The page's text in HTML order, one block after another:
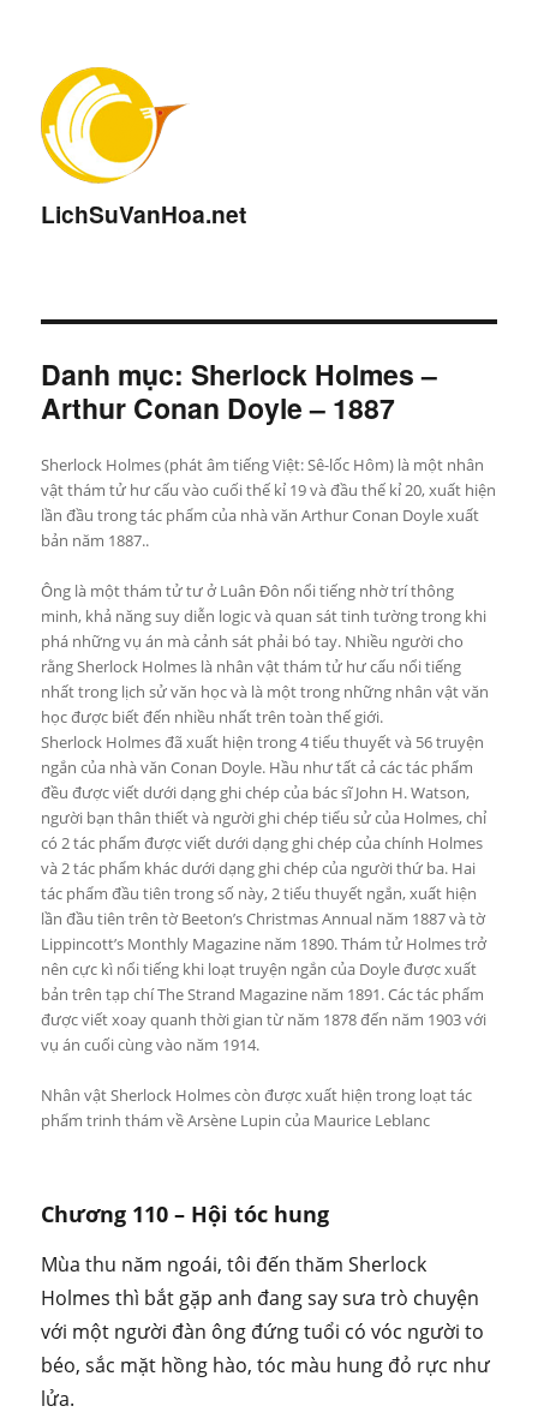
LichSuVanHoa.net
Danh mục:Sherlock Holmes –
Arthur Conan Doyle – 1887
Sherlock Holmes (phát âm tiếng Việt: Sê-lốc Hôm) là một nhân
vật thám tử hư cấu vào cuối thế kỉ 19 và đầu thế kỉ 20, xuất hiện
lần đầu trong tác phẩm của nhà văn Arthur Conan Doyle xuất
bản năm 1887..
Ông là một thám tử tư ở Luân Đôn nổi tiếng nhờ trí thông
minh, khả năng suy diễn logic và quan sát tinh tường trong khi
phá những vụ án mà cảnh sát phải bó tay. Nhiều người cho
rằng Sherlock Holmes là nhân vật thám tử hư cấu nổi tiếng
nhất trong lịch sử văn học và là một trong những nhân vật văn
học được biết đến nhiều nhất trên toàn thế giới.
Sherlock Holmes đã xuất hiện trong 4 tiểu thuyết và 56 truyện
ngắn của nhà văn Conan Doyle. Hầu như tất cả các tác phẩm
đều được viết dưới dạng ghi chép của bác sĩ John H. Watson,
người bạn thân thiết và người ghi chép tiểu sử của Holmes, chỉ
có 2 tác phẩm được viết dưới dạng ghi chép của chính Holmes
và 2 tác phẩm khác dưới dạng ghi chép của người thứ ba. Hai
tác phẩm đầu tiên trong số này, 2 tiểu thuyết ngắn, xuất hiện
lần đầu tiên trên tờ Beeton’s Christmas Annual năm 1887 và tờ
Lippincott’s Monthly Magazine năm 1890. Thám tử Holmes trở
nên cực kì nổi tiếng khi loạt truyện ngắn của Doyle được xuất
bản trên tạp chí The Strand Magazine năm 1891. Các tác phẩm
được viết xoay quanh thời gian từ năm 1878 đến năm 1903 với
vụ án cuối cùng vào năm 1914.
Nhân vật Sherlock Holmes còn được xuất hiện trong loạt tác
phẩm trinh thám về Arsène Lupin của Maurice Leblanc
Chương 110 – Hội tóc hung
Mùa thu năm ngoái, tôi đến thăm Sherlock
Holmes thì bắt gặp anh đang say sưa trò chuyện
với một người đàn ông đứng tuổi có vóc người to
béo, sắc mặt hồng hào, tóc màu hung đỏ rực như
lửa.